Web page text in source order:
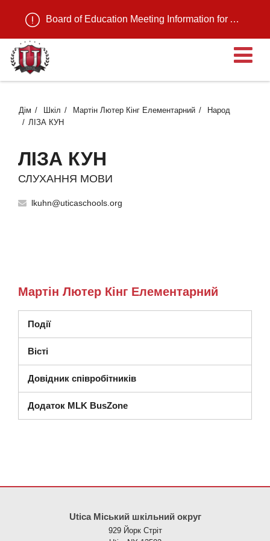
Board of Education Meeting Information for August 11, 2026
Дім Шкіл Мартін Лютер Кінг Елементарний
Народ
ЛІЗА КУН
ЛІЗА КУН
СЛУХАННЯ МОВИ
lkuhn@uticaschools.org
Мартін Лютер Кінг Елементарний
Події
Вісті
Довідник співробітників
Додаток MLK BusZone
Utica Міський шкільний округ
929 Йорк Стріт